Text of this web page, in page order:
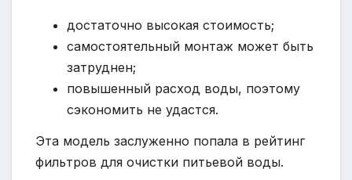
достаточно высокая стоимость;
самостоятельный монтаж может быть
затруднен;
повышенный расход воды, поэтому
сэкономить не удастся.
Эта модель заслуженно попала в рейтинг
фильтров для очистки питьевой воды.